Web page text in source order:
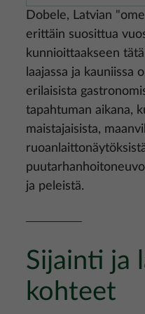
Dobele, Latvian
erittäin suosittua
kunnioittaakseen
laajassa ja kauniissa
erilaisista
tapahtuman aikana,
maistajaisista,
ja peleistä.
Sijainti ja
kohteet